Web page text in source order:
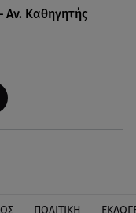
Αν. Καθηγητής
ΠΟΛΙΤΙΚΗ